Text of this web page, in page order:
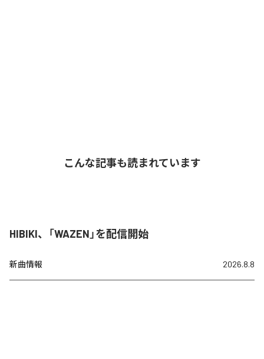
こんな記事も読まれています
HIBIKI、「WAZEN」を配信開始
新曲情報 2026.8.8